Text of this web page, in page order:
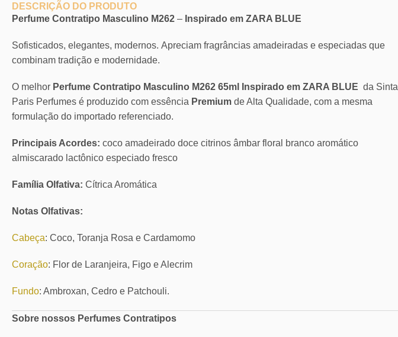
DESCRIÇÃO DO PRODUTO
Perfume Contratipo Masculino M262 – Inspirado em ZARA BLUE
Sofisticados, elegantes, modernos. Apreciam fragrâncias amadeiradas e especiadas que
combinam tradição e modernidade.
O melhor Perfume Contratipo Masculino M262 65ml Inspirado em ZARA BLUE da Sinta
Paris Perfumes é produzido com essência Premium de Alta Qualidade, com a mesma
formulação do importado referenciado.
Principais Acordes: coco amadeirado doce citrinos âmbar floral branco aromático
almiscarado lactônico especiado fresco
Família Olfativa: Cítrica Aromática
Notas Olfativas:
Cabeça: Coco, Toranja Rosa e Cardamomo
Coração: Flor de Laranjeira, Figo e Alecrim
Fundo: Ambroxan, Cedro e Patchouli.
Sobre nossos Perfumes Contratipos